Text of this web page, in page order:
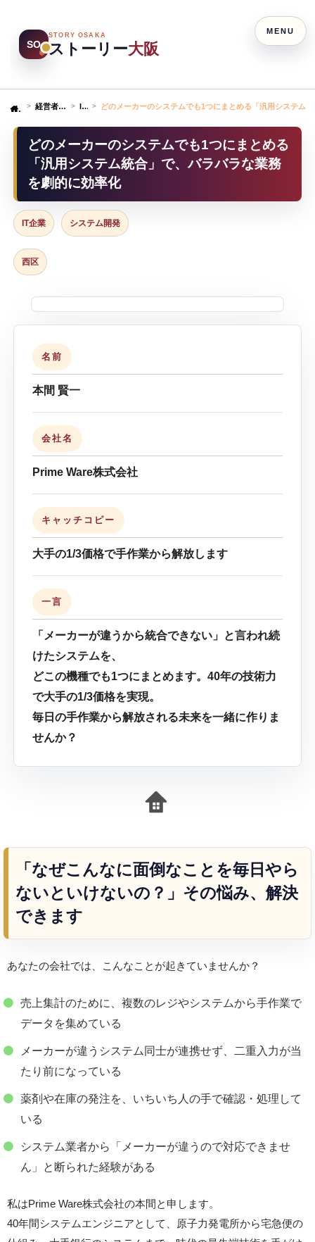
SO
STORY OSAKA
ストーリー大阪
Home 経営者ストーリー IT企業 どのメーカーのシステムでも1つにまとめる「汎用システム
どのメーカーのシステムでも1つにまとめる
「汎用システム統合」で、バラバラな業務
を劇的に効率化
IT企業 システム開発
西区
名前
本間 賢一
会社名
Prime Ware株式会社
キャッチコピー
大手の1/3価格で手作業から解放します
一言
「メーカーが違うから統合できない」と言われ続
けたシステムを、
どこの機種でも1つにまとめます。40年の技術力
で大手の1/3価格を実現。
毎日の手作業から解放される未来を一緒に作りま
せんか？
「なぜこんなに面倒なことを毎日やら
ないといけないの？」その悩み、解決
できます
あなたの会社では、こんなことが起きていませんか？
売上集計のために、複数のレジやシステムから手作業で
データを集めている
メーカーが違うシステム同士が連携せず、二重入力が当
たり前になっている
薬剤や在庫の発注を、いちいち人の手で確認・処理して
いる
システム業者から「メーカーが違うので対応できませ
ん」と断られた経験がある
私はPrime Ware株式会社の本間と申します。
40年間システムエンジニアとして、原子力発電所から宅急便の
MENU